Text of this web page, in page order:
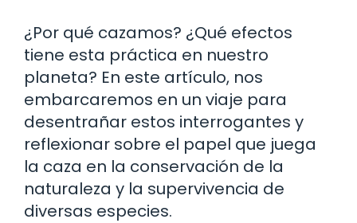
¿Por qué cazamos? ¿Qué efectos
tiene esta práctica en nuestro
planeta? En este artículo, nos
embarcaremos en un viaje para
desentrañar estos interrogantes y
reflexionar sobre el papel que juega
la caza en la conservación de la
naturaleza y la supervivencia de
diversas especies.